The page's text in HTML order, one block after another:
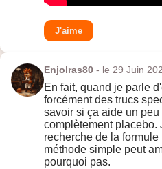
J'aime
Enjolras80 - le 29 Juin
En fait, quand je parle
forcément des trucs
savoir si ça aide un
complètement placebo.
recherche de la
méthode simple peut
pourquoi pas.